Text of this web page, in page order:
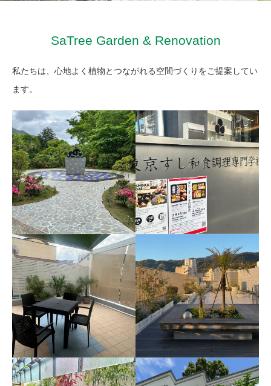
SaTree Garden & Renovation
私たちは、心地よく植物とつながれる空間づくりをご提案してい
ます。
自然の景観と彫刻が調和
する箱根彫刻の森美術館
2026年4月 箱根
東京すし和食調理専門学
校
2025年5月 東京世田谷区池尻